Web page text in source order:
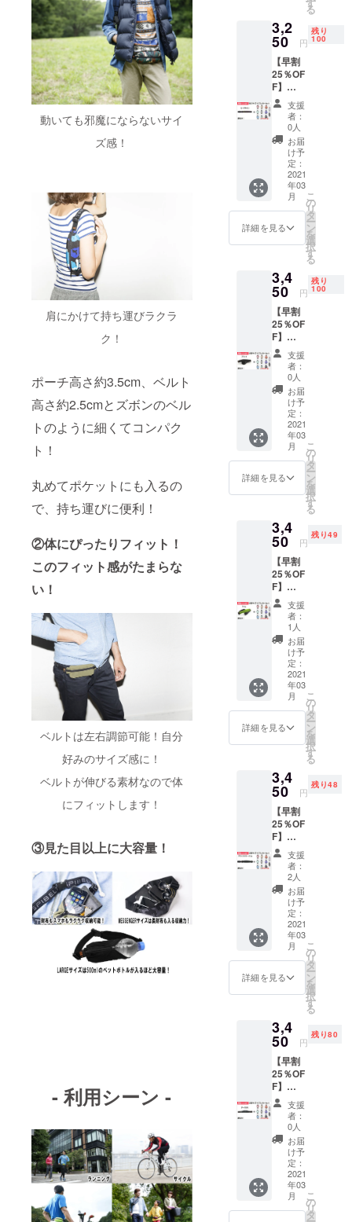
動いても邪魔にならないサイ
ズ感！
肩にかけて持ち運びラクラ
ク！
ポーチ高さ約3.5cm、ベルト
高さ約2.5cmとズボンのベル
トのように細くてコンパク
ト！
丸めてポケットにも入るの
で、持ち運びに便利！
②体にぴったりフィット！
このフィット感がたまらな
い！
ベルトは左右調節可能！自分
好みのサイズ感に！
ベルトが伸びる素材なので体
にフィットします！
③見た目以上に大容量！
- 利用シーン -
ご注文
状況、
使用部
材の供
給状
況、製
造工程
上の都
合等に
より出
荷時期
が遅れ
る場合
があり
ます。
一般販
売価
格：
4,345円
(税込・
送料
込) ３
月上旬
～中旬
頃に順
次発送
予定で
す。 ネ
コポス
でのお
届けに
なりま
使用部
材の供
給状
況、製
造工程
上の都
合等に
より出
荷時期
が遅れ
る場合
があり
ます。
「ブ
ラック/
イエ
ロー
zip」と
リフレ
クター1
個の
セット
です。
＊リフ
レク
ターは
10色の
中から
ランダ
ムで1個
す。 価
格：
3,250円
（税
込・送
料込）
一般販
売価
格：
4,345円
(税込・
送料
込) ３
月上旬
～中旬
頃に順
次発送
でのお
届けに
なりま
す。 ※
ご注文
状況、
使用部
材の供
給状
況、製
造工程
上の都
合等に
より出
荷時期
る場合
があり
る
3,2
50 円
残り
100
【早割
25％OF
F】
BASIC
サイズ
「ピー
スサイ
ン」1本
とリフ
レク
ター1個
SPIBEL
T
BASIC
サイズ
「ピー
ン」と
リフレ
クター1
個の
セット
です。
＊リフ
レク
ターは
10色の
中から
ランダ
ムで1個
選ばせ
ていた
だきま
す。 価
3,250円
込・送
料込）
一般販
売価
格：
4,345円
(税込・
送料
込) ３
月上旬
～中旬
頃に順
次発送
予定で
す。 ネ
コポス
でのお
ご注文
状況、
使用部
材の供
給状
況、製
造工程
上の都
合等に
より出
荷時期
が遅れ
る場合
があり
ます。
支援
者：
0人
お届
け予
定：
2021
年03
月
詳細を見る
こ
の
リ
タ
ー
ン
を
選
択
す
る
3,4
50 円
残り
100
【早割
25％OF
F】
LARGE
サイズ
「ブ
ラッ
ク」1本
とリフ
レク
ター1個
SPIBEL
T
LARGE
サイズ
「ブ
ク」と
リフレ
クター1
個の
セット
です。
＊リフ
レク
ターは
10色の
中から
ランダ
ムで1個
選ばせ
ていた
だきま
す。 価
3,450円
込・送
料込）
一般販
売価
格：
4,565円
(税込)
３月上
旬～中
旬頃に
順次発
送予定
です。
ネコポ
スでの
お届け
になり
※ご注文
使用部
材の供
給状
況、製
造工程
上の都
合等に
より出
荷時期
が遅れ
る場合
があり
ます。
支援
者：
0人
お届
け予
定：
2021
年03
月
詳細を見る
こ
の
リ
タ
ー
ン
を
選
択
す
る
3,4
50 円
残り49
【早割
25％OF
F】
LARGE
サイズ
「ライ
ム」1本
とリフ
レク
ター1個
SPIBEL
LARGE
サイズ
「ライ
ム」と
クター1
個の
セット
です。
＊リフ
レク
ターは
10色の
中から
ランダ
ムで1個
選ばせ
ていた
だきま
す。 価
格：
3,450円
一般販
売価
格：
4,565円
(税込)
３月上
旬～中
旬頃に
順次発
送予定
です。
ネコポ
スでの
お届け
になり
ます。
支援
者：
1人
お届
け予
定：
2021
年03
月
詳細を見る
こ
の
リ
タ
ー
ン
を
選
択
す
る
3,4
50 円
残り48
【早割
25％OF
F】
LARGE
サイズ
「ブ
ラック/
オリー
ブzip」
1本とリ
フレク
ター1個
SPIBEL
T
LARGE
サイズ
ラック/
オリー
ブzip」
とリフ
レク
ター1個
のセッ
トで
す。 ＊
リフレ
クター
は10色
の中か
らラン
ダムで1
個選ば
支援
者：
2人
お届
け予
定：
2021
年03
月
詳細を見る
こ
の
リ
タ
ー
ン
を
選
択
す
る
3,4
50 円
残り80
【早割
25％OF
F】
LARGE
サイズ
「ダー
クカ
モ」1本
とリフ
レク
ター1個
SPIBEL
T
支援
者：
0人
お届
け予
定：
2021
年03
月
こ
の
リ
タ